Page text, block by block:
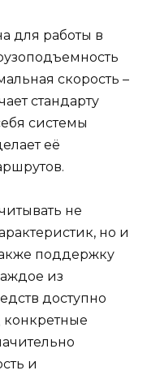
для работы в
скорость –
стандарту
системы
её
не
но и
поддержку
из
доступно
конкретные
и